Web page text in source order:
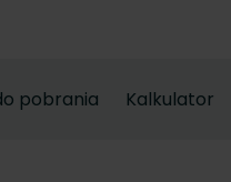
pobrania Kalkulator